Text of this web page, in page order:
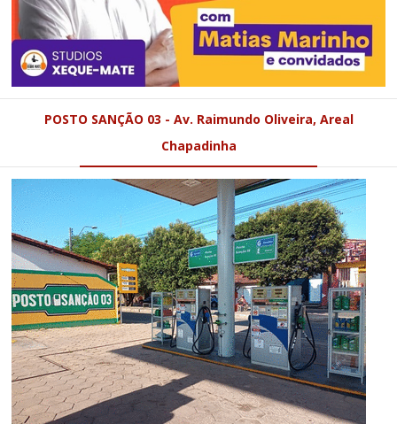
POSTO SANÇÃO 03 - Av. Raimundo Oliveira, Areal
Chapadinha